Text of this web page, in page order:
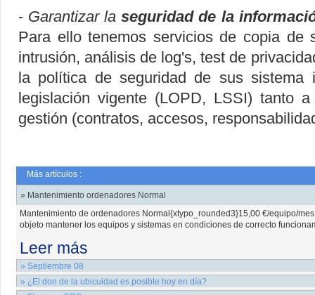
- Garantizar laseguridad de la
Para ello tenemos servicios de copia de
intrusión, análisis de log's, test de
la política de seguridad de sus sistema
legislación vigente (LOPD, LSSI) tanto
gestión (contratos, accesos,
Más artículos :
» Mantenimiento ordenadores Normal
Mantenimiento de ordenadores Normal{xtypo_rounded3}15,00 €/equipo/
objeto mantener los equipos y sistemas en condiciones de correcto
Leer más
» Septiembre 08
SERVICIO TECNICO{xtypo_code}Pulsa en las distintas opciones para
llamo para solucionar alguna duda o problema informático?.}Las empresas
» ¿El don de la ubicuidad es posible hoy en día?